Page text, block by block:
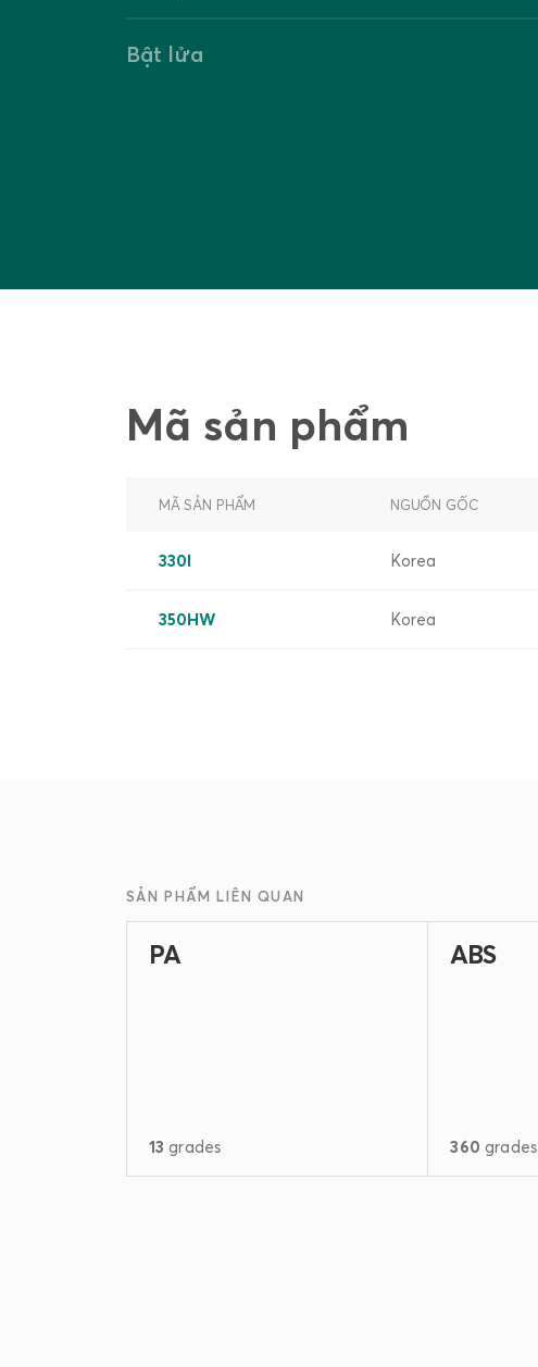
Bật lửa
Mã sản phẩm
MÃ SẢN PHẨM NGUỒN GỐC
330I Korea
350HW Korea
SẢN PHẨM LIÊN QUAN
PA
13 grades
ABS
360 grades